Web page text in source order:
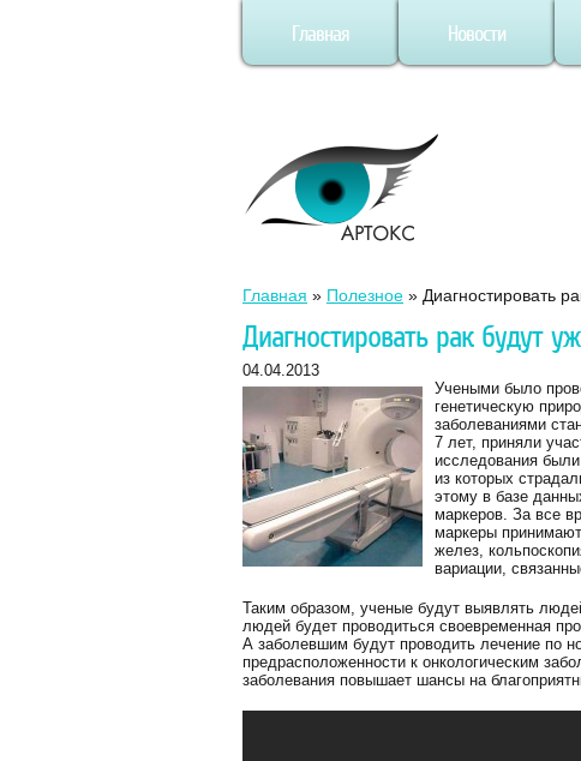
Главная Новости
Главная » Полезное » Диагностировать
Диагностировать рак будут
04.04.2013
Учеными было
генетическую
заболеваниями
7 лет, приняли
исследования
из которых
этому в базе
маркеров. За все
маркеры
желез,
вариации,
Таким образом, ученые будут выявлять
людей будет проводиться своевременная
А заболевшим будут проводить лечение по
предрасположенности к онкологическим
заболевания повышает шансы на